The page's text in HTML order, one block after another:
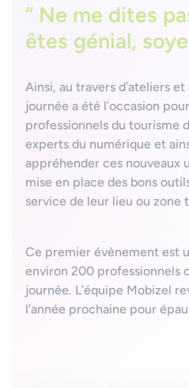
“ Ne me dites
êtes génial,
Ainsi, au travers d’ateliers
journée a été l’occasion
professionnels du tourisme
experts du numérique et
appréhender ces nouveaux
mise en place des bons
service de leur lieu ou zone
Ce premier évènement est
environ 200 professionnels
journée. L’équipe Mobizel
l’année prochaine pour